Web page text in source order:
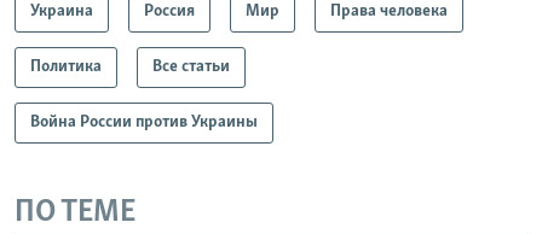
Украина Россия Мир Права человека
Политика Все статьи
Война России против Украины
ПО ТЕМЕ